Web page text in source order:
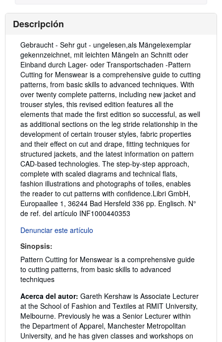
Descripción
Descripción:
Gebraucht - Sehr gut - ungelesen,als Mängelexemplar
gekennzeichnet, mit leichten Mängeln an Schnitt oder
Einband durch Lager- oder Transportschaden -Pattern
Cutting for Menswear is a comprehensive guide to cutting
patterns, from basic skills to advanced techniques. With
over twenty complete patterns, including new jacket and
trouser styles, this revised edition features all the
elements that made the first edition so successful, as well
as additional sections on the leg stride relationship in the
development of certain trouser styles, fabric properties
and their effect on cut and drape, fitting techniques for
structured jackets, and the latest information on pattern
CAD-based technologies. The step-by-step approach,
complete with scaled diagrams and technical flats,
fashion illustrations and photographs of toiles, enables
the reader to cut patterns with confidence.Libri GmbH,
Europaallee 1, 36244 Bad Hersfeld 336 pp. Englisch. N°
de ref. del artículo INF1000440353
Denunciar este artículo
Sinopsis:
Pattern Cutting for Menswear is a comprehensive guide
to cutting patterns, from basic skills to advanced
techniques
Acerca del autor: Gareth Kershaw is Associate Lecturer
at the School of Fashion and Textiles at RMIT University,
Melbourne. Previously he was a Senior Lecturer within
the Department of Apparel, Manchester Metropolitan
University, and he has given classes and workshops on